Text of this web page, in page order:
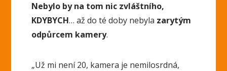
Nebylo by na tom nic zvláštního,
KDYBYCH… až do té doby nebyla zarytým
odpůrcem kamery.
„Už mi není 20, kamera je nemilosrdná,